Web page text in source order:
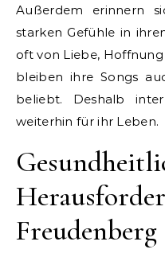
Außerdem erinnern
starken Gefühle in
oft von Liebe,
bleiben ihre Songs
beliebt. Deshalb
weiterhin für ihr Leben.
Freudenberg